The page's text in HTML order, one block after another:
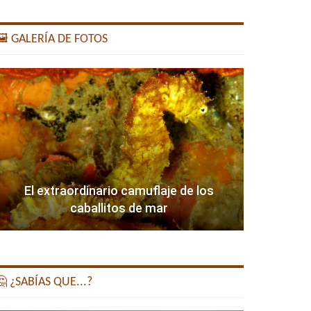
GALERÍA DE FOTOS
El extraordinario camuflaje de los
caballitos de mar
¿SABÍAS QUE...?